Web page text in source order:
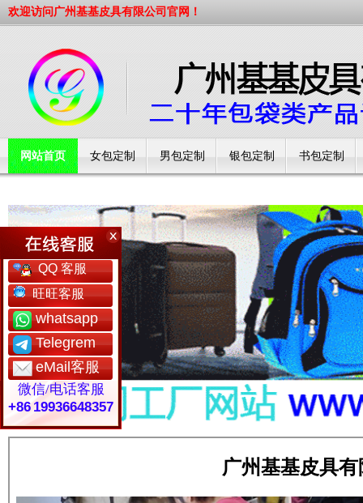
欢迎访问广州基基皮具有限公司官网！
网站首页 女包定制 男包定制 银包定制 书包定制
QQ 客服
旺旺客服
whatsapp
Telegrem
eMail客服
微信/电话客服
+86 19936648357